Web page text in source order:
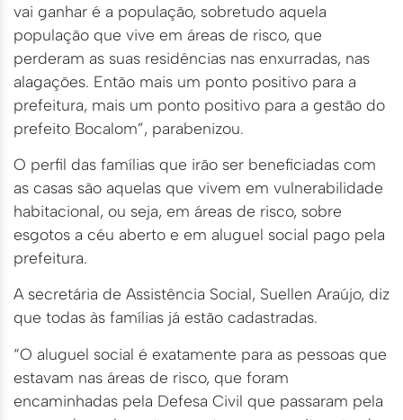
vai ganhar é a população, sobretudo aquela
população que vive em áreas de risco, que
perderam as suas residências nas enxurradas, nas
alagações. Então mais um ponto positivo para a
prefeitura, mais um ponto positivo para a gestão do
prefeito Bocalom”, parabenizou.
O perfil das famílias que irão ser beneficiadas com
as casas são aquelas que vivem em vulnerabilidade
habitacional, ou seja, em áreas de risco, sobre
esgotos a céu aberto e em aluguel social pago pela
prefeitura.
A secretária de Assistência Social, Suellen Araújo, diz
que todas às famílias já estão cadastradas.
“O aluguel social é exatamente para as pessoas que
estavam nas áreas de risco, que foram
encaminhadas pela Defesa Civil que passaram pela